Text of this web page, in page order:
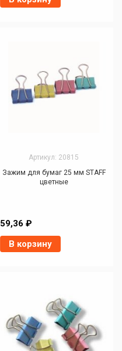
Артикул: 20815
Зажим для бумаг 25 мм STAFF
цветные
59,36 ₽
В корзину